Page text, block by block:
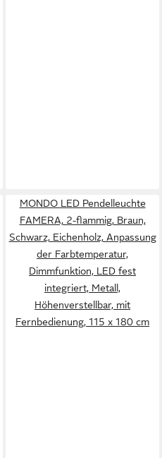
MONDO LED Pendelleuchte
FAMERA, 2-flammig, Braun,
Schwarz, Eichenholz, Anpassung
der Farbtemperatur,
Dimmfunktion, LED fest
integriert, Metall,
Höhenverstellbar, mit
Fernbedienung, 115 x 180 cm